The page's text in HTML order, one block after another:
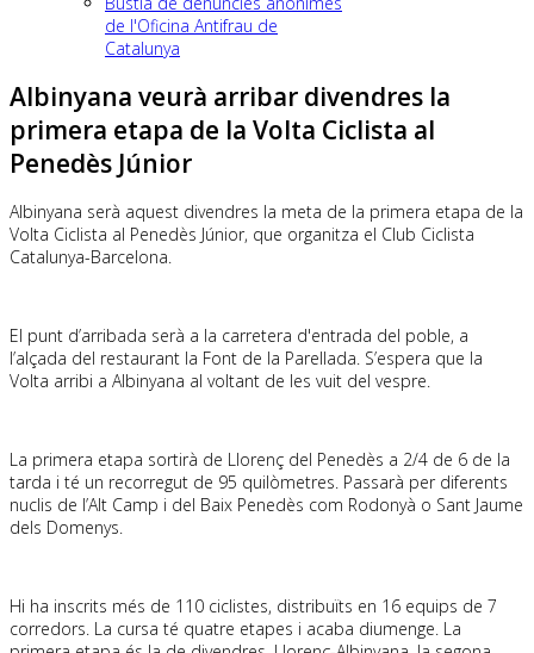
de l'Oficina Antifrau de
Catalunya
Albinyana veurà arribar divendres la
primera etapa de la Volta Ciclista al
Penedès Júnior
Albinyana serà aquest divendres la meta de la primera etapa de la
Volta Ciclista al Penedès Júnior, que organitza el Club Ciclista
Catalunya-Barcelona.
El punt d’arribada serà a la carretera d'entrada del poble, a
l’alçada del restaurant la Font de la Parellada. S’espera que la
Volta arribi a Albinyana al voltant de les vuit del vespre.
La primera etapa sortirà de Llorenç del Penedès a 2/4 de 6 de la
tarda i té un recorregut de 95 quilòmetres. Passarà per diferents
nuclis de l’Alt Camp i del Baix Penedès com Rodonyà o Sant Jaume
dels Domenys.
Hi ha inscrits més de 110 ciclistes, distribuïts en 16 equips de 7
corredors. La cursa té quatre etapes i acaba diumenge. La